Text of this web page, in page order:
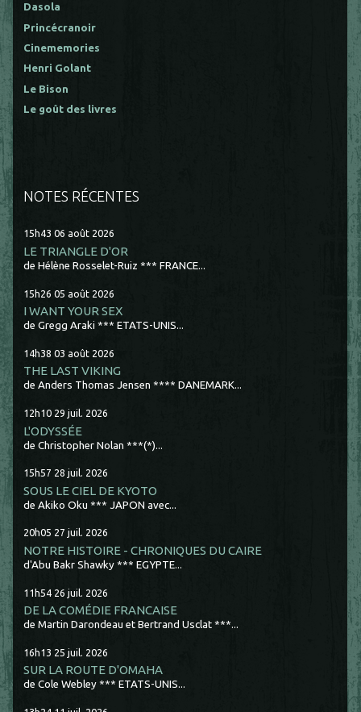
Dasola
Princécranoir
Cinememories
Henri Golant
Le Bison
Le goût des livres
NOTES RÉCENTES
15h43 06 août 2026
LE TRIANGLE D'OR
de Hélène Rosselet-Ruiz *** FRANCE...
15h26 05 août 2026
I WANT YOUR SEX
de Gregg Araki *** ETATS-UNIS...
14h38 03 août 2026
THE LAST VIKING
de Anders Thomas Jensen **** DANEMARK...
12h10 29 juil. 2026
L'ODYSSÉE
de Christopher Nolan ***(*)...
15h57 28 juil. 2026
SOUS LE CIEL DE KYOTO
de Akiko Oku *** JAPON avec...
20h05 27 juil. 2026
NOTRE HISTOIRE - CHRONIQUES DU CAIRE
d'Abu Bakr Shawky *** EGYPTE...
11h54 26 juil. 2026
DE LA COMÉDIE FRANCAISE
de Martin Darondeau et Bertrand Usclat ***...
16h13 25 juil. 2026
SUR LA ROUTE D'OMAHA
de Cole Webley *** ETATS-UNIS...